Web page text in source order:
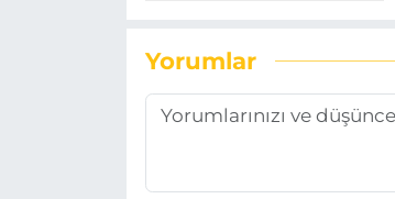
Yorumlar